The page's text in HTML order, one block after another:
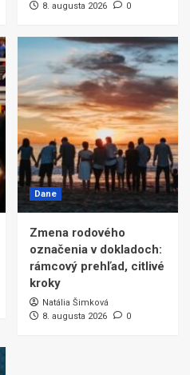
8. augusta 2026
0
Dane
Zmena rodového
označenia v dokladoch:
rámcový prehľad, citlivé
kroky
Natália Šimková
8. augusta 2026
0